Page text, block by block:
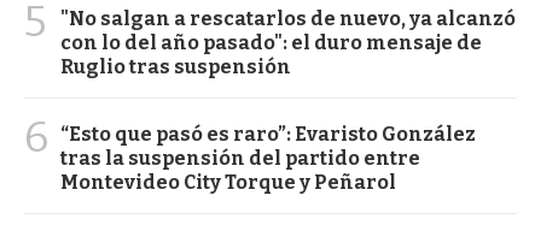
5
"No salgan a rescatarlos de nuevo, ya alcanzó
con lo del año pasado": el duro mensaje de
Ruglio tras suspensión
6
“Esto que pasó es raro”: Evaristo González
tras la suspensión del partido entre
Montevideo City Torque y Peñarol